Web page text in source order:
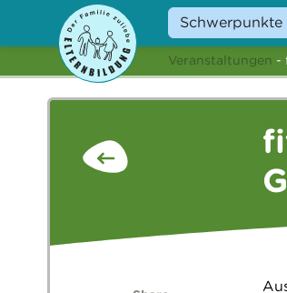
Schwerpunkte
Veranstaltungen -